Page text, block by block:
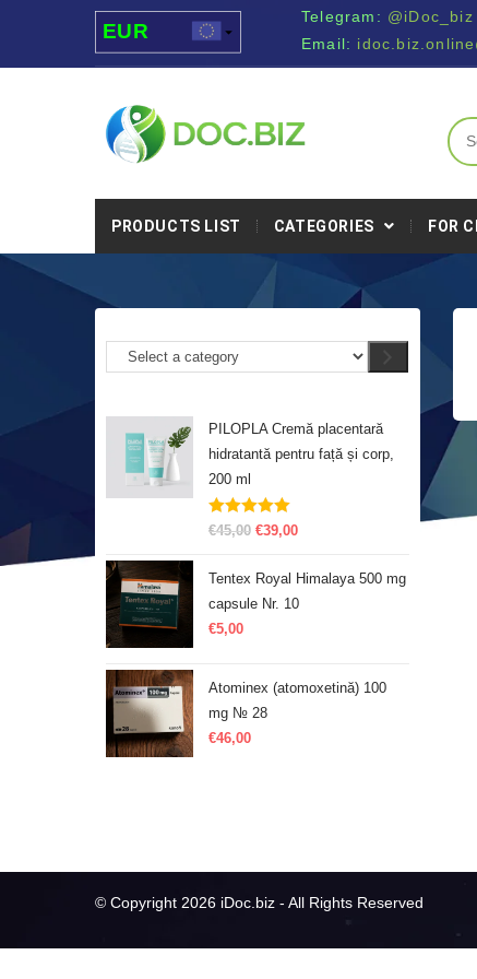
EUR
USD
UAH
MDL
Telegram: @iDoc_biz
Email:
PRODUCTS LIST CATEGORIES FOR
PILOPLA Cremă placentară
hidratantă pentru față și corp,
200 ml
Evaluat la
€45,00 €39,00
Tentex Royal Himalaya 500 mg
capsule Nr. 10
€5,00
Atominex (atomoxetină) 100
mg № 28
€46,00
© Copyright 2026 iDoc.biz - All Rights Reserved